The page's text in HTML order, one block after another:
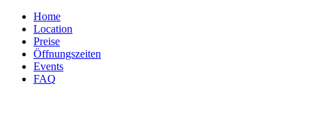
Home
Location
Preise
Öffnungszeiten
Events
FAQ